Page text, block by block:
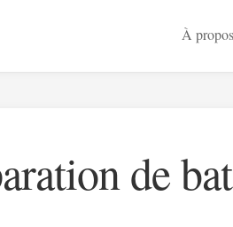
À propos
de